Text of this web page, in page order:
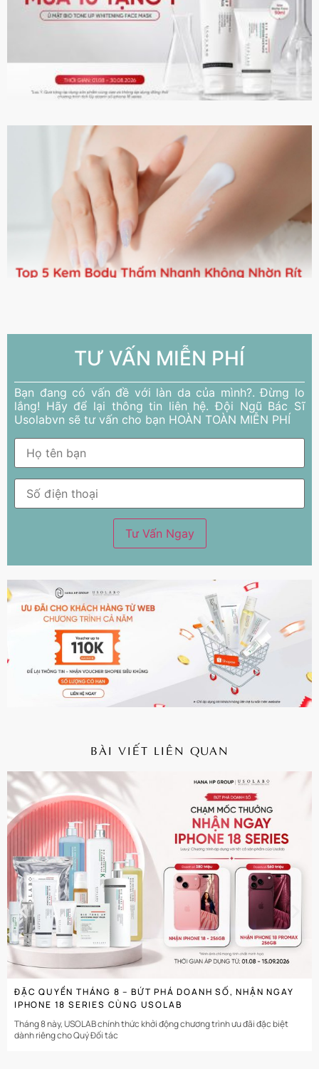
TƯ VẤN MIỄN PHÍ
Bạn đang có vấn đề với làn da của mình?. Đừng lo
lắng! Hãy để lại thông tin liên hệ. Đội Ngũ Bác Sĩ
Usolabvn sẽ tư vấn cho bạn HOÀN TOÀN MIỄN PHÍ
BÀI VIẾT LIÊN QUAN
CHI TIẾT
ĐẶC QUYỀN THÁNG 8 – BỨT PHÁ DOANH SỐ, NHẬN NGAY
IPHONE 18 SERIES CÙNG USOLAB
Tháng 8 này, USOLAB chính thức khởi động chương trình ưu đãi đặc biệt
dành riêng cho Quý Đối tác